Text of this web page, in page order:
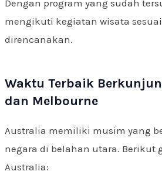
Dengan program yang sudah
mengikuti kegiatan wisata
direncanakan.
Waktu Terbaik
dan Melbourne
Australia memiliki musim yang
negara di belahan utara. Berikut
Australia: